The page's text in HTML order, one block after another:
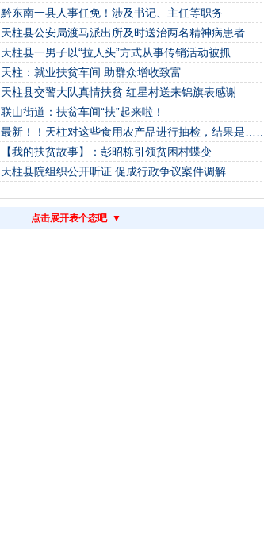
黔东南一县人事任免！涉及书记、主任等职务
天柱县公安局渡马派出所及时送治两名精神病患者
天柱县一男子以“拉人头”方式从事传销活动被抓
天柱：就业扶贫车间 助群众增收致富
天柱县交警大队真情扶贫 红星村送来锦旗表感谢
联山街道：扶贫车间“扶”起来啦！
最新！！天柱对这些食用农产品进行抽检，结果是……
【我的扶贫故事】：彭昭栋引领贫困村蝶变
天柱县院组织公开听证 促成行政争议案件调解
点击展开表个态吧 ▼